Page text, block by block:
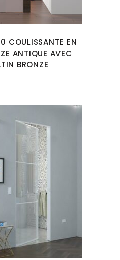
COULISSANTE EN
ANTIQUE AVEC
BRONZE